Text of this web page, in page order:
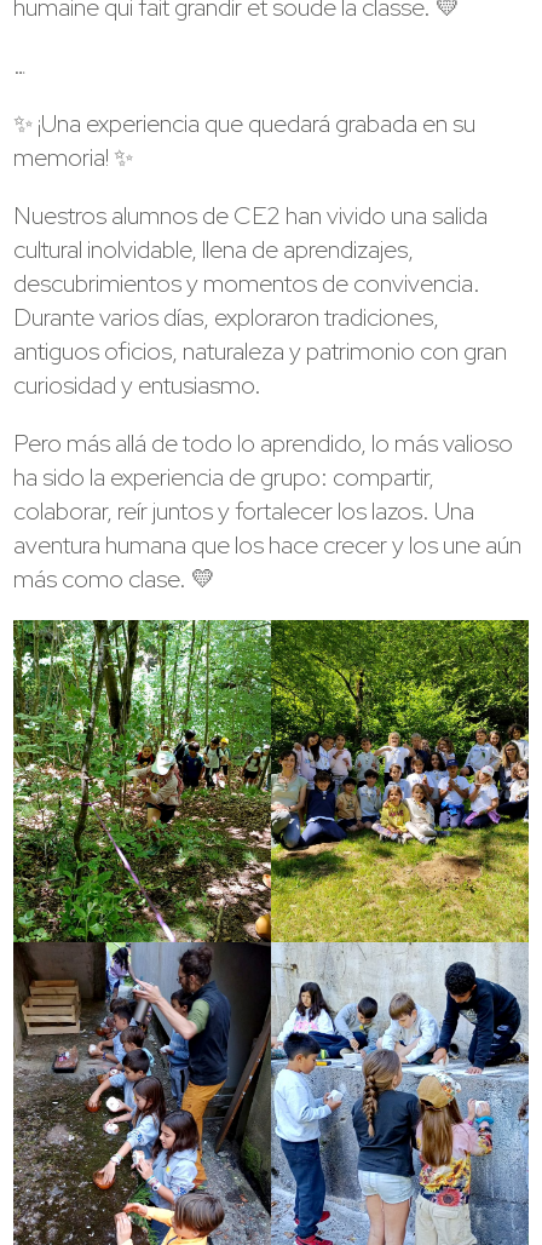
humaine qui fait grandir et soude la classe. 💛
…
✨ ¡Una experiencia que quedará grabada en su
memoria! ✨
Nuestros alumnos de CE2 han vivido una salida
cultural inolvidable, llena de aprendizajes,
descubrimientos y momentos de convivencia.
Durante varios días, exploraron tradiciones,
antiguos oficios, naturaleza y patrimonio con gran
curiosidad y entusiasmo.
Pero más allá de todo lo aprendido, lo más valioso
ha sido la experiencia de grupo: compartir,
colaborar, reír juntos y fortalecer los lazos. Una
aventura humana que los hace crecer y los une aún
más como clase. 💛